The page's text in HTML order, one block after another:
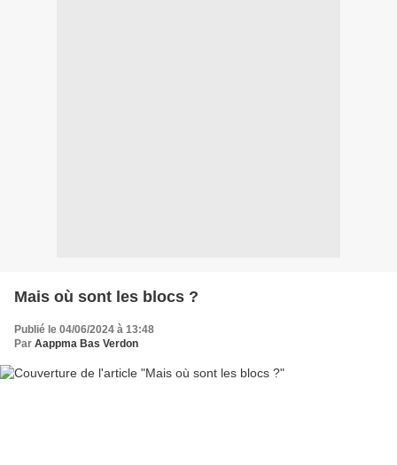
Mais où sont les blocs ?
Publié le 04/06/2024 à 13:48
Par Aappma Bas Verdon